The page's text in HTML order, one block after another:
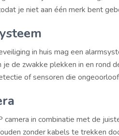
je niet aan één merk bent
in huis mag een
je de zwakke plekken in en rond
of sensoren die
camera in combinatie met de
zonder kabels te trekken